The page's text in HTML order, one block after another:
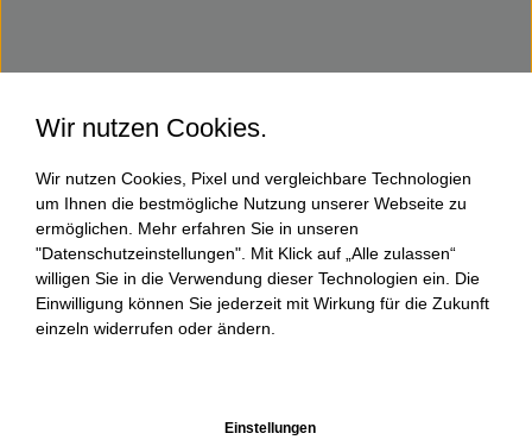
Wir nutzen Cookies.
Wir nutzen Cookies, Pixel und vergleichbare Technologien
um Ihnen die bestmögliche Nutzung unserer Webseite zu
ermöglichen. Mehr erfahren Sie in unseren
"Datenschutzeinstellungen". Mit Klick auf „Alle zulassen“
willigen Sie in die Verwendung dieser Technologien ein. Die
Einwilligung können Sie jederzeit mit Wirkung für die Zukunft
einzeln widerrufen oder ändern.
Einstellungen